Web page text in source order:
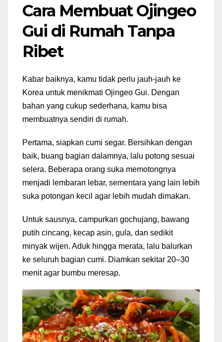
Cara Membuat Ojingeo
Gui di Rumah Tanpa
Ribet
Kabar baiknya, kamu tidak perlu jauh-jauh ke
Korea untuk menikmati Ojingeo Gui. Dengan
bahan yang cukup sederhana, kamu bisa
membuatnya sendiri di rumah.
Pertama, siapkan cumi segar. Bersihkan dengan
baik, buang bagian dalamnya, lalu potong sesuai
selera. Beberapa orang suka memotongnya
menjadi lembaran lebar, sementara yang lain lebih
suka potongan kecil agar lebih mudah dimakan.
Untuk sausnya, campurkan gochujang, bawang
putih cincang, kecap asin, gula, dan sedikit
minyak wijen. Aduk hingga merata, lalu balurkan
ke seluruh bagian cumi. Diamkan sekitar 20–30
menit agar bumbu meresap.